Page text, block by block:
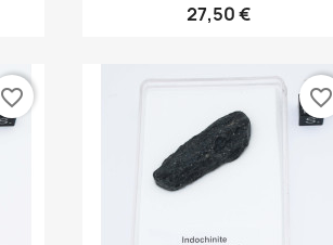
27,50 €
favorite_border favorite_border